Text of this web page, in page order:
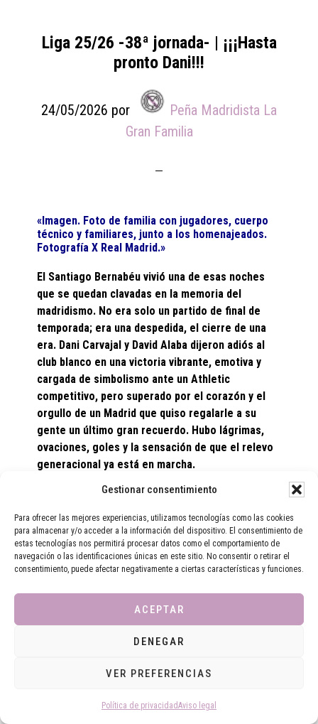
Gestionar consentimiento
Para ofrecer las mejores experiencias, utilizamos tecnologías como las cookies
para almacenar y/o acceder a la información del dispositivo. El consentimiento de
estas tecnologías nos permitirá procesar datos como el comportamiento de
navegación o las identificaciones únicas en este sitio. No consentir o retirar el
consentimiento, puede afectar negativamente a ciertas características y funciones.
ACEPTAR
DENEGAR
VER PREFERENCIAS
Política de privacidadAviso legal
Liga 25/26 -38ª jornada- | ¡¡¡Hasta
pronto Dani!!!
24/05/2026 por
Peña Madridista La
Gran Familia
«Imagen. Foto de familia con jugadores, cuerpo
técnico y familiares, junto a los homenajeados.
Fotografía X Real Madrid.»
El Santiago Bernabéu vivió una de esas noches
que se quedan clavadas en la memoria del
madridismo. No era solo un partido de final de
temporada; era una despedida, el cierre de una
era. Dani Carvajal y David Alaba dijeron adiós al
club blanco en una victoria vibrante, emotiva y
cargada de simbolismo ante un Athletic
competitivo, pero superado por el corazón y el
orgullo de un Madrid que quiso regalarle a su
gente un último gran recuerdo. Hubo lágrimas,
ovaciones, goles y la sensación de que el relevo
generacional ya está en marcha.
Primera parte
enfocaban continuamente a Carvajal y Alaba,
vestían de blanco en Chamartín. El estadio respondió
como solo responde con los suyos: emoción, respeto